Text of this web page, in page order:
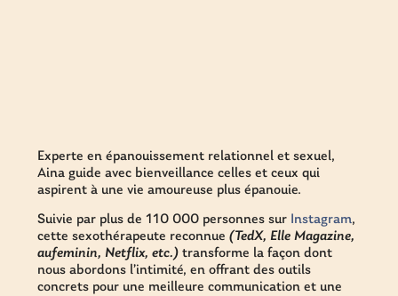
Experte en épanouissement relationnel et sexuel,
Aina guide avec bienveillance celles et ceux qui
aspirent à une vie amoureuse plus épanouie.
Suivie par plus de 110 000 personnes sur Instagram,
cette sexothérapeute reconnue (TedX, Elle Magazine,
aufeminin, Netflix, etc.) transforme la façon dont
nous abordons l’intimité, en offrant des outils
concrets pour une meilleure communication et une